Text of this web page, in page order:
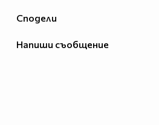
Сподели
Напиши съобщение
докато той се е биел за страната
ако сте против тормоза и